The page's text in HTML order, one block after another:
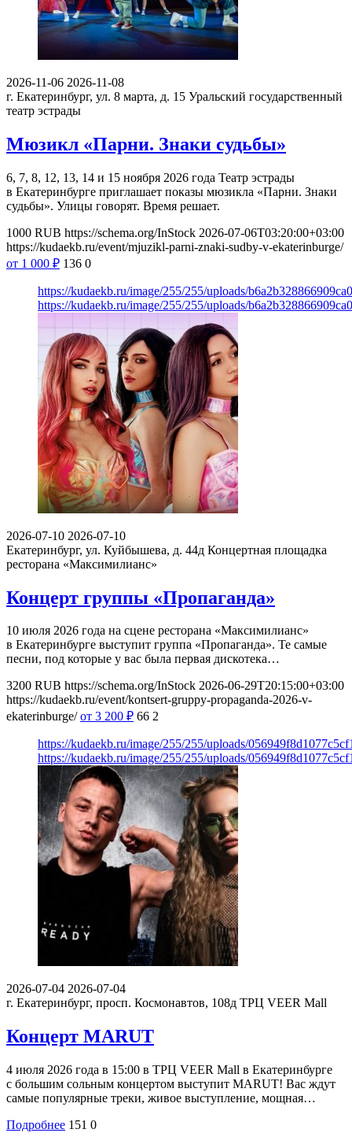
2026-11-06 2026-11-08
г. Екатеринбург, ул. 8 марта, д. 15 Уральский государственный
театр эстрады
Мюзикл «Парни. Знаки судьбы»
6, 7, 8, 12, 13, 14 и 15 ноября 2026 года Театр эстрады
в Екатеринбурге приглашает показы мюзикла «Парни. Знаки
судьбы». Улицы говорят. Время решает.
1000 RUB https://schema.org/InStock 2026-07-06T03:20:00+03:00
https://kudaekb.ru/event/mjuzikl-parni-znaki-sudby-v-ekaterinburge/
от 1 000 ₽ 136 0
https://kudaekb.ru/image/255/255/uploads/
https://kudaekb.ru/image/255/255/uploads/
2026-07-10 2026-07-10
Екатеринбург, ул. Куйбышева, д. 44д Концертная площадка
ресторана «Максимилианс»
Концерт группы «Пропаганда»
10 июля 2026 года на сцене ресторана «Максимилианс»
в Екатеринбурге выступит группа «Пропаганда». Те самые
песни, под которые у вас была первая дискотека…
3200 RUB https://schema.org/InStock 2026-06-29T20:15:00+03:00
https://kudaekb.ru/event/kontsert-gruppy-propaganda-2026-v-
ekaterinburge/ от 3 200 ₽ 66 2
https://kudaekb.ru/image/255/255/uploads/
https://kudaekb.ru/image/255/255/uploads/
2026-07-04 2026-07-04
г. Екатеринбург, просп. Космонавтов, 108д ТРЦ VEER Mall
Концерт MARUT
4 июля 2026 года в 15:00 в ТРЦ VEER Mall в Екатеринбурге
с большим сольным концертом выступит MARUT! Вас ждут
самые популярные треки, живое выступление, мощная…
Подробнее 151 0